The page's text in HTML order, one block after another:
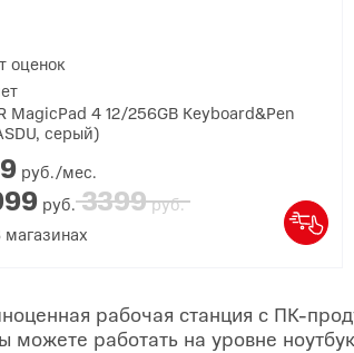
оценок
MagicPad 4 12/256GB Keyboard&Pen
серый)
руб./мес.
руб. 3399руб.
магазинах
рабочая станция с ПК-
работать на уровне